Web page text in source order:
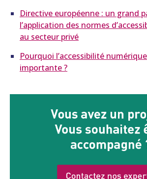
Directive européenne : un grand
l’application des normes
au secteur privé
Pourquoi l’accessibilité
importante ?